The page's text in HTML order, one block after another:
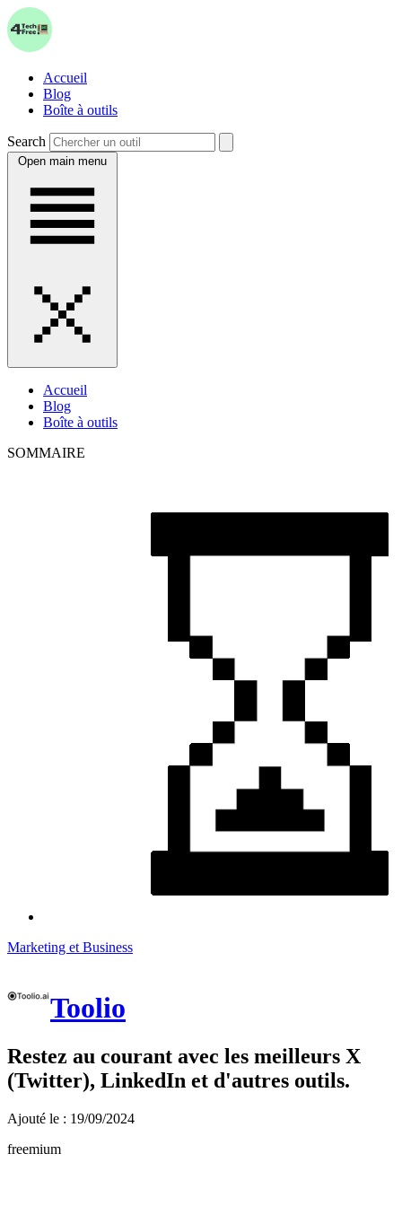
Accueil
Blog
Boîte à outils
Search
Open main menu
Accueil
Blog
Boîte à outils
SOMMAIRE
Marketing et Business
Toolio
Restez au courant avec les meilleurs X
(Twitter), LinkedIn et d'autres outils.
Ajouté le : 19/09/2024
freemium